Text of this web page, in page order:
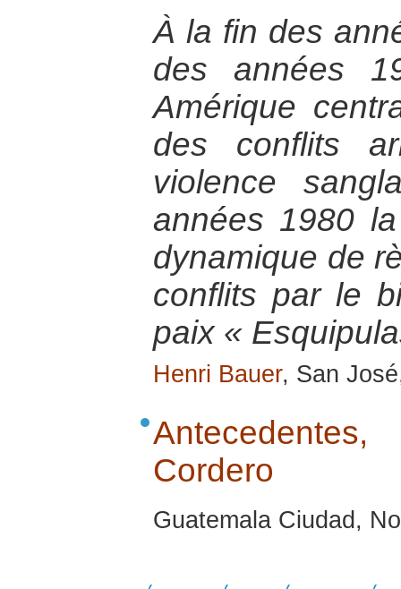
À la fin des
des années
Amérique
des conflits
violence
années 1980
dynamique de
conflits par le
paix «
Henri Bauer, San
Cordero
Guatemala Ciudad,